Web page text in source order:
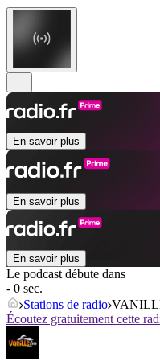
En savoir plus
En savoir plus
En savoir plus
Le podcast débute dans
- 0 sec.
Stations de radio
Écoutez gratuitement cette